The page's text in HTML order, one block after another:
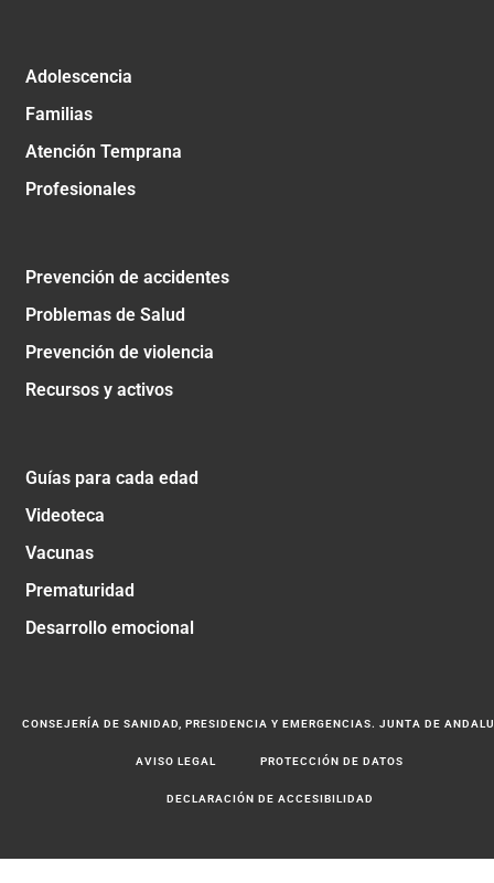
Adolescencia
Familias
Atención Temprana
Profesionales
Prevención de accidentes
Problemas de Salud
Prevención de violencia
Recursos y activos
Guías para cada edad
Videoteca
Vacunas
Prematuridad
Desarrollo emocional
CONSEJERÍA DE SANIDAD, PRESIDENCIA Y EMERGENCIAS. JUNTA DE
AVISO LEGAL PROTECCIÓN DE DATOS
DECLARACIÓN DE ACCESIBILIDAD